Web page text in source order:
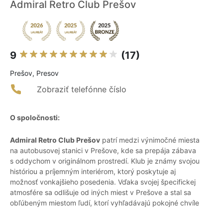
Admiral Retro Club Prešov
9 (17)
Prešov, Presov
Zobraziť telefónne číslo
O spoločnosti:
Admiral Retro Club Prešov patrí medzi výnimočné miesta
na autobusovej stanici v Prešove, kde sa prepája zábava
s oddychom v originálnom prostredí. Klub je známy svojou
históriou a príjemným interiérom, ktorý poskytuje aj
možnosť vonkajšieho posedenia. Vďaka svojej špecifickej
atmosfére sa odlišuje od iných miest v Prešove a stal sa
obľúbeným miestom ľudí, ktorí vyhľadávajú pokojné chvíle